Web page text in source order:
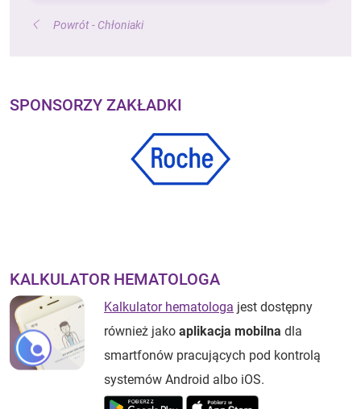
Powrót - Chłoniaki
SPONSORZY ZAKŁADKI
KALKULATOR HEMATOLOGA
Kalkulator hematologa jest dostępny
również jako aplikacja mobilna dla
smartfonów pracujących pod kontrolą
systemów Android albo iOS.